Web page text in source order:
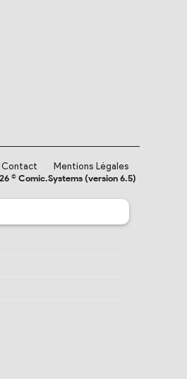
Contact
Mentions Légales
© Comic.Systems (version 6.5)